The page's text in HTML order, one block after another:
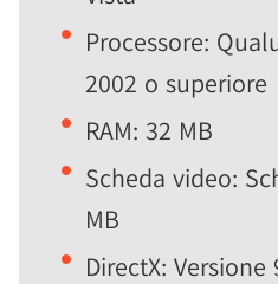
Processore:
2002 o superiore
RAM: 32 MB
Scheda video:
MB
DirectX: